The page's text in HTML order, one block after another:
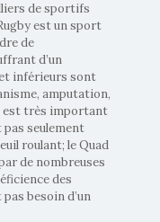
de sportifs
est un sport
de
d’un
inférieurs sont
amputation,
est très important
pas seulement
roulant; le Quad
de nombreuses
des
besoin d’un